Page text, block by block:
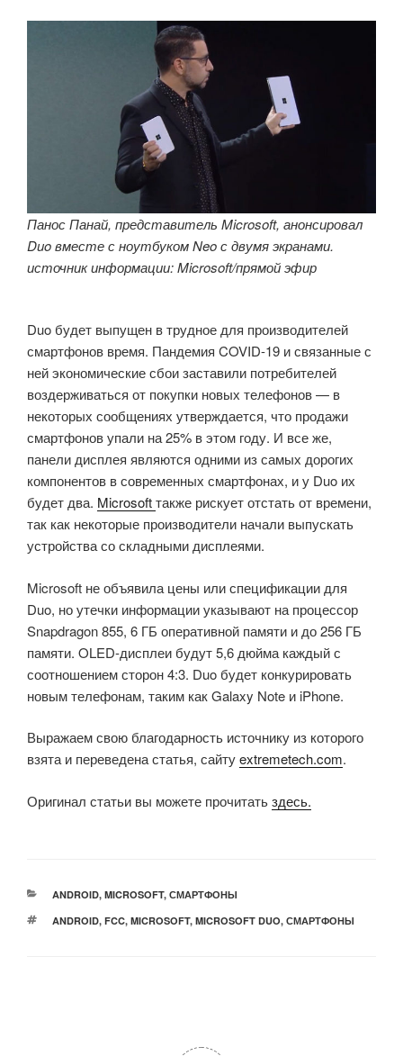
Панос Панай, представитель Microsoft, анонсировал
Duo вместе с ноутбуком Neo с двумя экранами.
источник информации: Microsoft/прямой эфир
Duo будет выпущен в трудное для производителей
смартфонов время. Пандемия COVID-19 и связанные с
ней экономические сбои заставили потребителей
воздерживаться от покупки новых телефонов — в
некоторых сообщениях утверждается, что продажи
смартфонов упали на 25% в этом году. И все же,
панели дисплея являются одними из самых дорогих
компонентов в современных смартфонах, и у Duo их
будет два. Microsoftтакже рискует отстать от времени,
так как некоторые производители начали выпускать
устройства со складными дисплеями.
Microsoft не объявила цены или спецификации для
Duo, но утечки информации указывают на процессор
Snapdragon 855, 6 ГБ оперативной памяти и до 256 ГБ
памяти. OLED-дисплеи будут 5,6 дюйма каждый с
соотношением сторон 4:3. Duo будет конкурировать
новым телефонам, таким как Galaxy Note и iPhone.
Выражаем свою благодарность источнику из которого
взята и переведена статья, сайтуextremetech.com.
Оригинал статьи вы можете прочитатьздесь.
РУБРИКИ
ANDROID, MICROSOFT, СМАРТФОНЫ
МЕТКИ
ANDROID, FCC, MICROSOFT, MICROSOFT DUO, СМАРТФОНЫ